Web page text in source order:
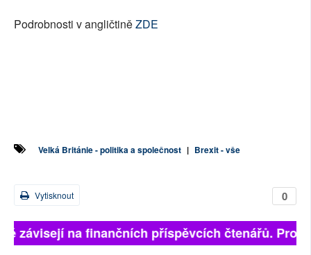
Podrobnosti v angličtiněZDE
Velká Británie - politika a společnost | Brexit - vše
0
Vytisknout
závisejí na finančních příspěvcích čtenářů.